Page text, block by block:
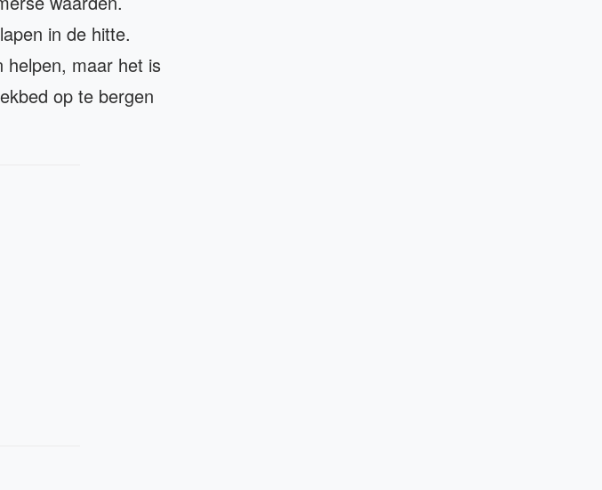
in de hitte.
helpen, maar het is
op te bergen